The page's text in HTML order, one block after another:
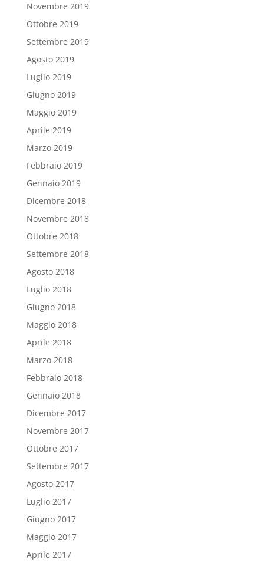
Novembre 2019
Ottobre 2019
Settembre 2019
Agosto 2019
Luglio 2019
Giugno 2019
Maggio 2019
Aprile 2019
Marzo 2019
Febbraio 2019
Gennaio 2019
Dicembre 2018
Novembre 2018
Ottobre 2018
Settembre 2018
Agosto 2018
Luglio 2018
Giugno 2018
Maggio 2018
Aprile 2018
Marzo 2018
Febbraio 2018
Gennaio 2018
Dicembre 2017
Novembre 2017
Ottobre 2017
Settembre 2017
Agosto 2017
Luglio 2017
Giugno 2017
Maggio 2017
Aprile 2017